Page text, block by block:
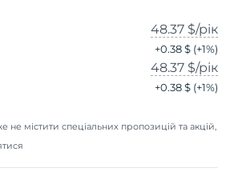
48.37 $/рік
+0.38 $ (+1%)
48.37 $/рік
+0.38 $ (+1%)
не містити спеціальних пропозицій та акцій,